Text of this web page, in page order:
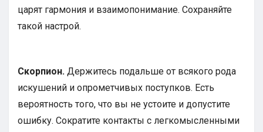
царят гармония и взаимопонимание. Сохраняйте
такой настрой.
Скорпион. Держитесь подальше от всякого рода
искушений и опрометчивых поступков. Есть
вероятность того, что вы не устоите и допустите
ошибку. Сократите контакты с легкомысленными